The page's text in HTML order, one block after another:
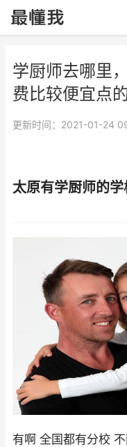
学厨师去哪里
费比较便宜点
更新时间：2021-01-24
太原有学厨师的
有啊 全国都有分校